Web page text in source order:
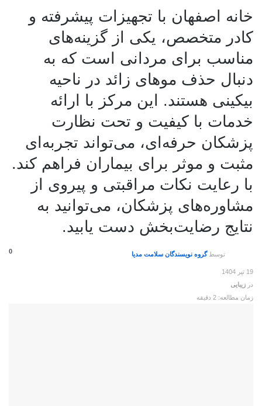
خانه اصفهان با تجهیزات پیشرفته و
کادر متخصص، یکی از گزینه‌های
مناسب برای مردانی است که به
دنبال حذف موهای زائد در ناحیه
بیکینی هستند. این مرکز با ارائه
خدمات با کیفیت و تحت نظارت
پزشکان حرفه‌ای، می‌تواند تجربه‌ای
مثبت و موثر برای بیماران فراهم کند.
با رعایت نکات مراقبتی و پیروی از
مشاوره‌های پزشکان، می‌توانید به
نتایج رضایت‌بخش دست یابید.
توسط گروه نویسندگان سلامت مدیا
19 تیر 1404
در زیبایی
زمان مطالعه: 2 دقیقه
0